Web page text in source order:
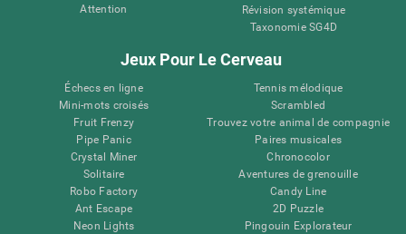
Attention
Révision systémique
Taxonomie SG4D
Jeux Pour Le Cerveau
Échecs en ligne
Mini-mots croisés
Fruit Frenzy
Pipe Panic
Crystal Miner
Solitaire
Robo Factory
Ant Escape
Neon Lights
Tennis mélodique
Scrambled
Trouvez votre animal de compagnie
Paires musicales
Chronocolor
Aventures de grenouille
Candy Line
2D Puzzle
Pingouin Explorateur